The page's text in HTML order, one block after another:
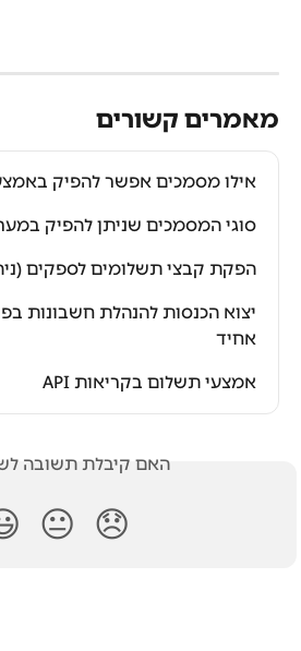
מאמרים קשורים
אילו מסמכים אפשר להפיק
סוגי המסמכים שניתן להפיק
הפקת קבצי תשלומים לספקים
יצוא הכנסות להנהלת חשבונות
אחיד
אמצעי תשלום בקריאות API
האם קיבלת תשובה
😞
😐